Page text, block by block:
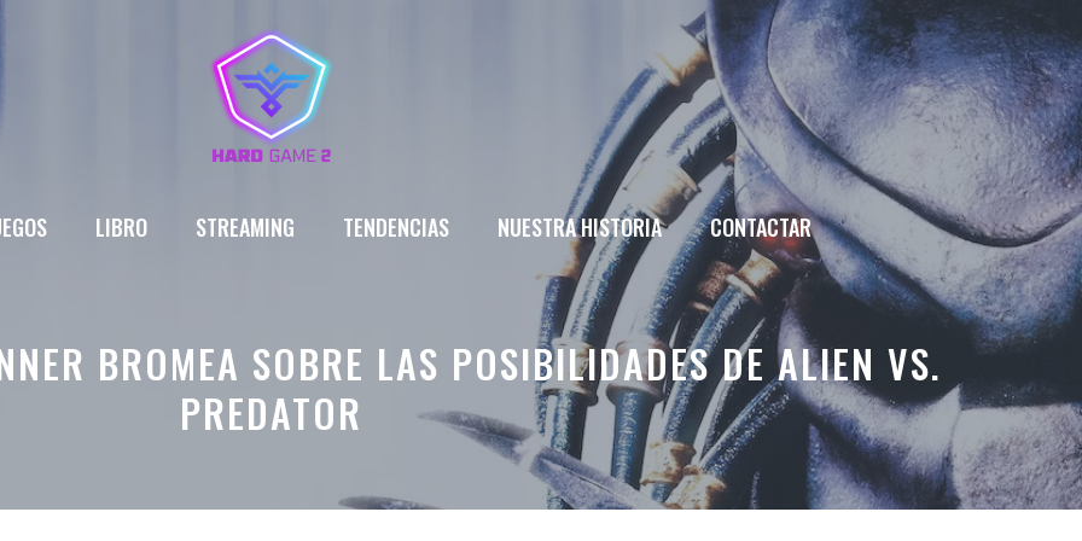
LIBRO STREAMING TENDENCIAS NUESTRA HISTORIA CONTACTAR
BROMEA SOBRE LAS POSIBILIDADES DE ALIEN VS.
PREDATOR